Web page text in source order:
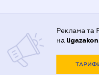
Реклама та
на